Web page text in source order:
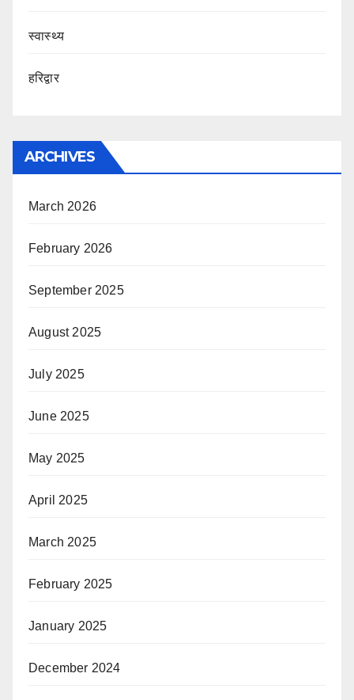
स्वास्थ्य
हरिद्वार
ARCHIVES
March 2026
February 2026
September 2025
August 2025
July 2025
June 2025
May 2025
April 2025
March 2025
February 2025
January 2025
December 2024